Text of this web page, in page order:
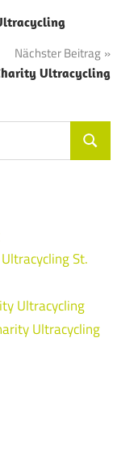
Nächster Beitrag
Ultracycling
Suchen
St.
Ultracycling
Ultracycling